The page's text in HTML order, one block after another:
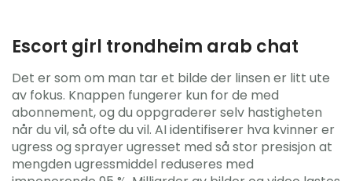
Escort girl trondheim arab chat
Det er som om man tar et bilde der linsen er litt ute
av fokus. Knappen fungerer kun for de med
abonnement, og du oppgraderer selv hastigheten
når du vil, så ofte du vil. AI identifiserer hva kvinner er
ugress og sprayer ugresset med så stor presisjon at
mengden ugressmiddel reduseres med